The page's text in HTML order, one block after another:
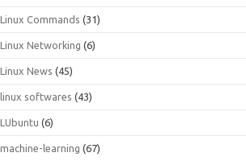
Linux Commands (31)
Linux Networking (6)
Linux News (45)
linux softwares (43)
LUbuntu (6)
machine-learning (67)